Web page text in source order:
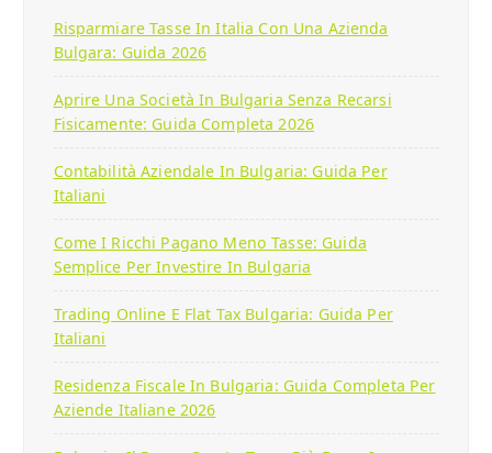
Risparmiare Tasse In Italia Con Una Azienda
Bulgara: Guida 2026
Aprire Una Società In Bulgaria Senza Recarsi
Fisicamente: Guida Completa 2026
Contabilità Aziendale In Bulgaria: Guida Per
Italiani
Come I Ricchi Pagano Meno Tasse: Guida
Semplice Per Investire In Bulgaria
Trading Online E Flat Tax Bulgaria: Guida Per
Italiani
Residenza Fiscale In Bulgaria: Guida Completa Per
Aziende Italiane 2026